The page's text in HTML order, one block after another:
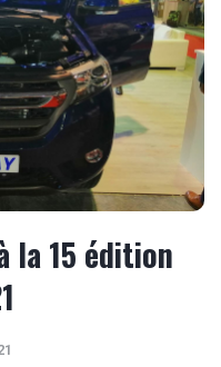
la 15 édition